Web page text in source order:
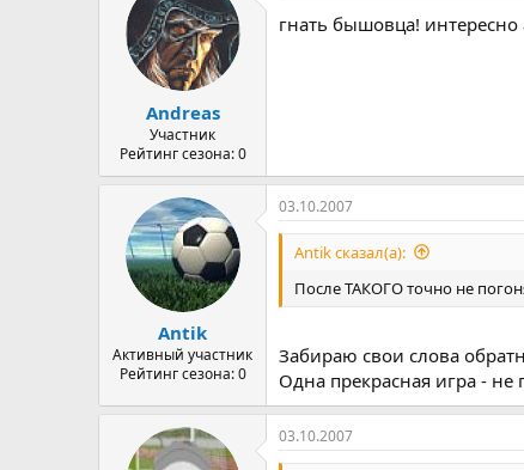
Andreas
Участник
Рейтинг сезона: 0
гнать бышовца! интересно
Antik
Активный участник
Рейтинг сезона: 0
03.10.2007
Antik сказал(а):
После ТАКОГО точно не
Забираю свои слова
Одна прекрасная игра - не
03.10.2007